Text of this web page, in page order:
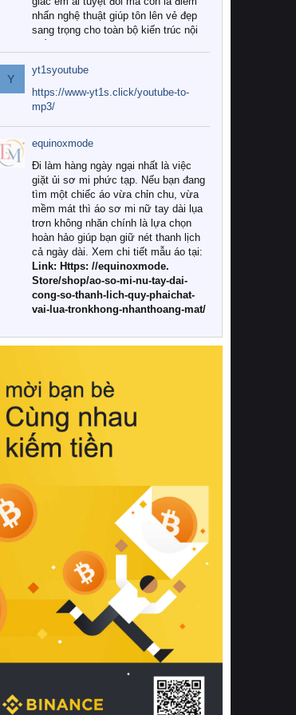
nhấn nghệ thuật giúp tôn lên vẻ đẹp
sang trọng cho toàn bộ kiến trúc nội
Tuy nhiên, giữa thị trường đa dạng
với vô vàn thương hiệu và mẫu mã
như hiện nay, làm thế nào để chọn
được những bộ chăn ga gối đệm cao
cấp thực sự chất lượng, phù hợp với
khí hậu và nhu cầu sử dụng của gia
đình? Hãy cùng chúng tôi đi tìm lời
giải đáp chi tiết qua bài viết dưới đây.
1. Tại sao các gia đình hiện đại lại ưa
chuộng chăn ga gối đệm cao cấp?
Khác với các dòng sản phẩm thông
thường, những bộ chăn ga gối đệm
cao cấp trải qua quy trình sản xuất
nghiêm ngặt từ khâu chọn lọc nguyên
liệu tự nhiên đến công nghệ dệt
nhuộm hiện đại không chứa hóa chất
này, bạn sẽ cảm nhận rõ rệt sự khác
hồi chuẩn xác của phần đệm nâng đỡ
cột sống.
Bên cạnh đó, việc lựa chọn các dòng
sản phẩm đạt chuẩn chất lượng quốc
tế còn giúp ngăn ngừa tình trạng kích
khuẩn và nấm mốc trong điều kiện
thời tiết nóng ẩm. Bạn có thể tìm hiểu
thêm các nghiên cứu khoa học về tác
động của giấc ngủ và môi trường
phòng ngủ đối với sức khỏe con
người tại Sleep Foundation (External
Link) để có cái nhìn toàn diện hơn.
2. Các tiêu chí vàng khi lựa chọn
chăn ga gối đệm cao cấp cho phòng
ngủ
Để sở hữu một bộ chăn ga gối đệm
cao cấp hoàn hảo cả về thẩm mỹ lẫn
công năng, người tiêu dùng cần cân
nhắc kỹ lưỡng các tiêu chí quan trọng
Y
yt1syoutube
https://www-yt1s.click/youtube-to-
mp3/
equinoxmode
Đi làm hàng ngày ngại nhất là việc
giặt ủi sơ mi phức tạp. Nếu bạn đang
tìm một chiếc áo vừa chỉn chu, vừa
mềm mát thì áo sơ mi nữ tay dài lụa
trơn không nhăn chính là lựa chọn
hoàn hảo giúp bạn giữ nét thanh lịch
cả ngày dài. Xem chi tiết mẫu áo tại:
Link: Https: //equinoxmode.
Store/shop/ao-so-mi-nu-tay-dai-
cong-so-thanh-lich-quy-phaichat-
vai-lua-tronkhong-nhanthoang-mat/